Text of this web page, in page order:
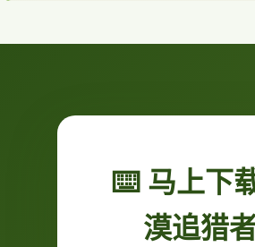
⌨️ 马上下
漠追猎